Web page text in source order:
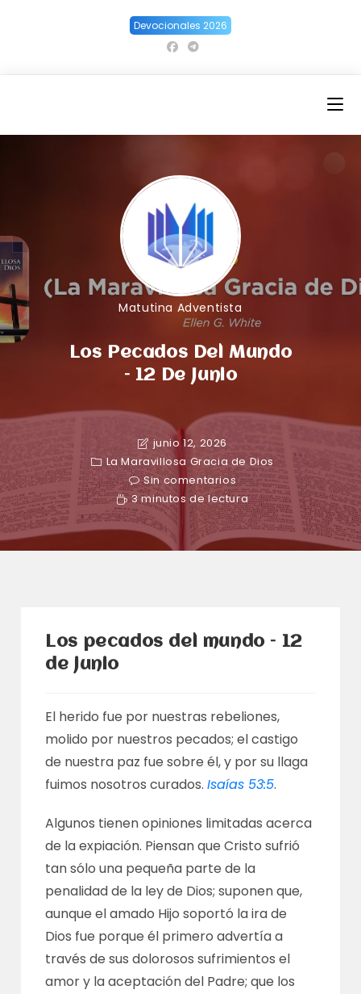
Devocionales 2026
Matutina Adventista
Los Pecados Del Mundo
– 12 De Junio
junio 12, 2026
La Maravillosa Gracia de Dios
Sin comentarios
3 minutos de lectura
Los pecados del mundo – 12
de junio
El herido fue por nuestras rebeliones,
molido por nuestros pecados; el castigo
de nuestra paz fue sobre él, y por su llaga
fuimos nosotros curados.Isaías 53:5.
Algunos tienen opiniones limitadas acerca
de la expiación. Piensan que Cristo sufrió
tan sólo una pequeña parte de la
penalidad de la ley de Dios; suponen que,
aunque el amado Hijo soportó la ira de
Dios fue porque él primero advertía a
través de sus dolorosos sufrimientos el
amor y la aceptación del Padre; que los